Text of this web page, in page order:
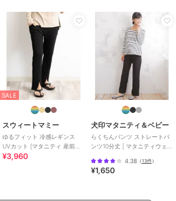
濃色品は染料の性質上、色落ちや
色移りすることがあります。ご着
用前に一度お洗濯することをお勧
め致します
マタニティウェア・ママ用グッズ
綿・コットン素材/ 無地
レ・クロップド・半端丈
ボトムス（マタニティ）
綿・コットン素材
ミモ
レ・クロップド・半端丈
SALE
スウィートマミー
ゆるフィット 冷感レギンス
UVカット [マタニティ 産前産
後]
¥3,960
犬印マタニティ＆ベビー
らくちんパンツ ストレートパ
ンツ10分丈 | マタニティウェ
4.38（13件）
¥1,650